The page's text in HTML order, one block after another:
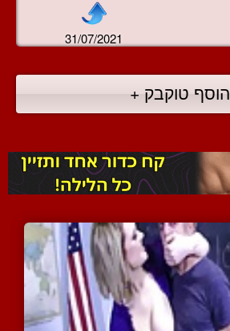
31/07/2021
הוסף טוקבק +